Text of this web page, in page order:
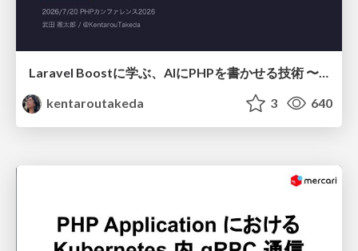
Laravel Boostに学ぶ、AIにPHPを書かせる技術 〜OSSの実装から蒸留するエージェント制御の王道〜
kentaroutakeda
3 640